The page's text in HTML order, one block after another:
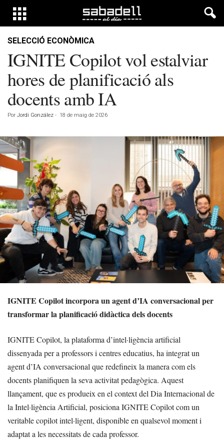
SELECCIÓ ECONÒMICA
IGNITE Copilot vol estalviar
hores de planificació als
docents amb IA
Por Jordi González - 18 de maig de 2026
IGNITE Copilot incorpora un agent d’IA conversacional per
transformar la planificació didàctica dels docents
IGNITE Copilot, la plataforma d’intel·ligència artificial
dissenyada per a professors i centres educatius, ha integrat un
agent d’IA conversacional que redefineix la manera com els
docents planifiquen la seva activitat pedagògica. Aquest
llançament, que es produeix en el context del Dia Internacional de
la Intel·ligència Artificial, posiciona IGNITE Copilot com un
veritable copilot intel·ligent, disponible en qualsevol moment i
adaptat a les necessitats de cada professor.